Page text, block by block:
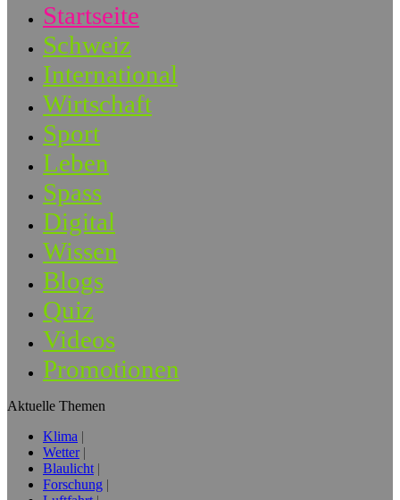
Startseite
Schweiz
International
Wirtschaft
Sport
Leben
Spass
Digital
Wissen
Blogs
Quiz
Videos
Promotionen
Aktuelle Themen
Klima
Wetter
Blaulicht
Forschung